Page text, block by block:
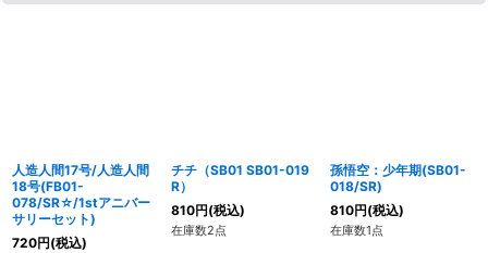
人造人間17号/人造人間
18号(FB01-
078/SR☆/1stアニバー
サリーセット)
720円(税込)
チチ（SB01 SB01-019
R）
810円(税込)
在庫数2点
孫悟空：少年期(SB01-
018/SR)
810円(税込)
在庫数1点